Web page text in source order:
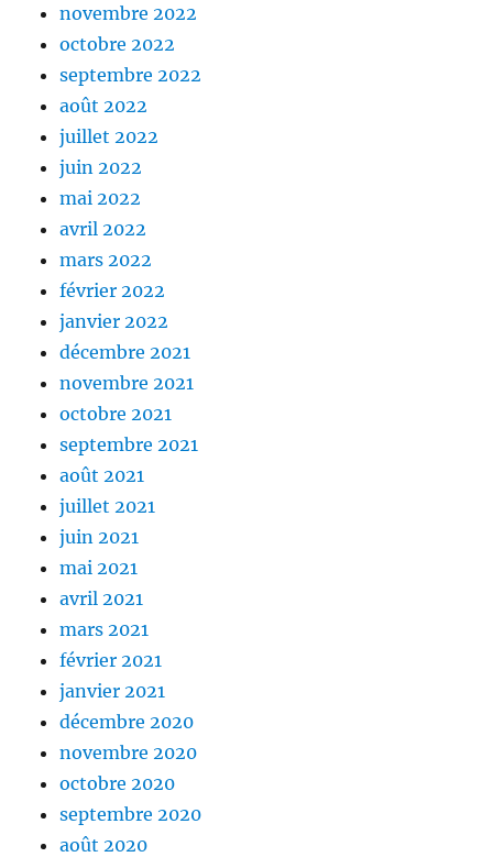
novembre 2022
octobre 2022
septembre 2022
août 2022
juillet 2022
juin 2022
mai 2022
avril 2022
mars 2022
février 2022
janvier 2022
décembre 2021
novembre 2021
octobre 2021
septembre 2021
août 2021
juillet 2021
juin 2021
mai 2021
avril 2021
mars 2021
février 2021
janvier 2021
décembre 2020
novembre 2020
octobre 2020
septembre 2020
août 2020